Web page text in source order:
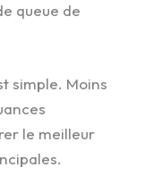
queue de
simple. Moins
le meilleur